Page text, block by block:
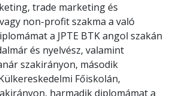
trade marketing és
non-profit szakma a való
a JPTE BTK angol szakán
és nyelvész, valamint
szakirányon, második
Főiskolán,
harmadik diplomámat a